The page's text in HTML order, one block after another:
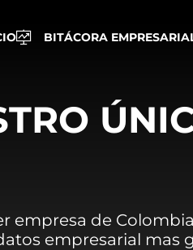
BITÁCORA
empresa de
empresarial mas